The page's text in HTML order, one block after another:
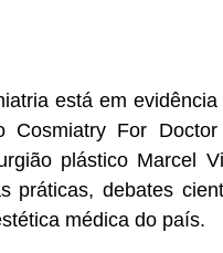
está em
Cosmiatry For
plástico Marcel
práticas, debates
médica do país.